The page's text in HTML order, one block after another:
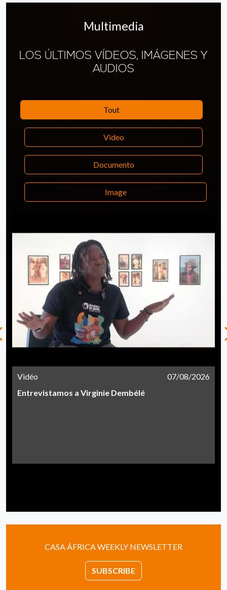
Multimedia
LOS ÚLTIMOS VÍDEOS, IMÁGENES Y
AUDIOS
Tout
Video
Documento
Image
Vidéo
07/08/2026
Entrevistamos a Virginie Dembélé
CASA ÁFRICA WEEKLY NEWSLETTER
SUBSCRIBE